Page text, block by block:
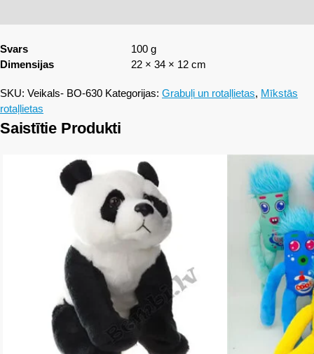
Svars
100 g
Dimensijas
22 × 34 × 12 cm
SKU: Veikals- BO-630 Kategorijas: Grabuļi un rotaļlietas, Mīkstās
rotaļlietas
Saistītie Produkti